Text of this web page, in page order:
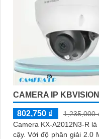
CAMERA IP
802,750 ₫
1,235,000
Camera KX-A2012N3-R
cậy. Với độ phân giải 2.0 MP và công nghệ ban đêm ONVIF,